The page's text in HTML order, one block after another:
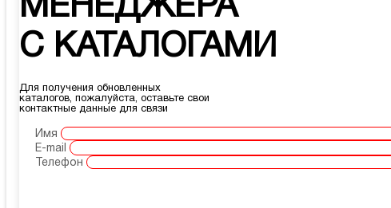
МЕНЕДЖЕРА
С КАТАЛОГАМИ
Для получения обновленных
каталогов, пожалуйста, оставьте свои
контактные данные для связи
Имя
E-mail
Телефон